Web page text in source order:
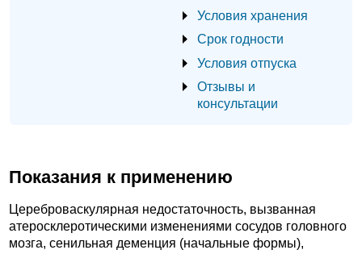
Условия хранения
Срок годности
Условия отпуска
Отзывы и
консультации
Показания к применению
Цереброваскулярная недостаточность, вызванная
атеросклеротическими изменениями сосудов головного
мозга, сенильная деменция (начальные формы),